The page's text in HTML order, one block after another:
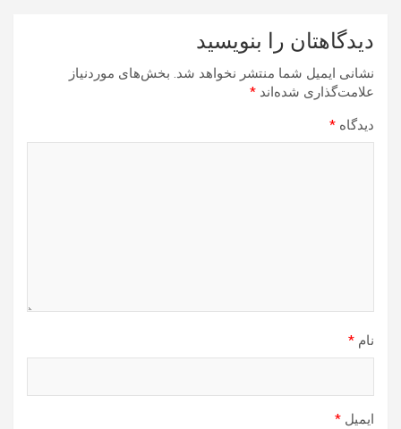
دیدگاهتان را بنویسید
نشانی ایمیل شما منتشر نخواهد شد. بخش‌های موردنیاز
علامت‌گذاری شده‌اند *
دیدگاه *
نام *
ایمیل *